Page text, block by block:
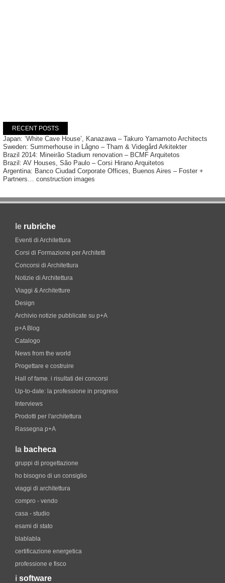
RECENT POSTS
Japan: ‘White Cave House’, Kanazawa – Takuro Yamamoto Architects
Sweden: Summerhouse in Lågno – Tham & Videgård Arkitekter
Brazil 2014: Mineirão Stadium renovation – BCMF Arquitetos
Brazil: AV Houses, São Paulo – Corsi Hirano Arquitetos
Argentina: Banco Ciudad Corporate Offices, Buenos Aires – Foster +
Partners… construction images
le rubriche
Eventi di Architettura
Corsi di Formazione per Architetti
Concorsi di Architettura
Notizie di Architettura
Viaggi & Architetture
Design
Archivio notizie pubblicate su p+A
p+A Blog
Catalogo
News from the world
Progettare e costruire
Hall of fame. i risultati dei concorsi
Up-to-date: la professione in progress
Interviews
Prodotti per l'architettura
Rassegna p+A
la bacheca
gruppi di progettazione
ho bisogno di un consiglio
viaggi di architettura
compro - vendo
casa - studio
esami di stato
blablabla
certificazione energetica
professione e fisco
i software